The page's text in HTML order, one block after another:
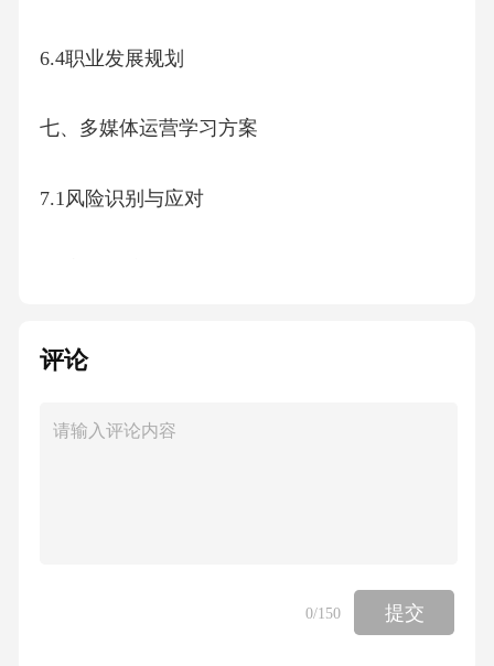
6.4职业发展规划
七、多媒体运营学习方案
7.1风险识别与应对
评论
0/150 提交